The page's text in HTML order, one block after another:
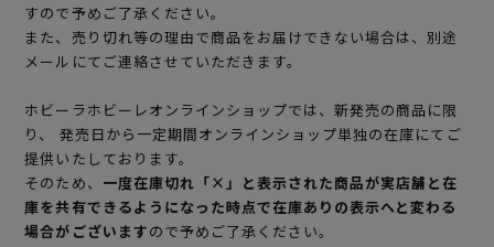
すので予めご了承ください。
また、売り切れ等の理由で商品をお届けできない場合は、別途
メールにてご連絡させていただきます。
ホビーラホビーレオンラインショップでは、新発売の商品に限
り、 発売日から一定期間オンラインショップ単独の在庫にてご
提供いたしております。
そのため、 一度在庫切れ「×」と表示された商品が実店舗と在
庫を共有できるようになった時点で在庫ありの表示へと変わる
場合がございますので予めご了承ください。